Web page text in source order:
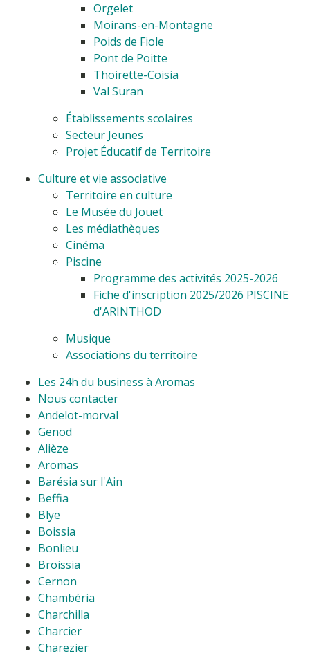
Orgelet
Moirans-en-Montagne
Poids de Fiole
Pont de Poitte
Thoirette-Coisia
Val Suran
Établissements scolaires
Secteur Jeunes
Projet Éducatif de Territoire
Culture et vie associative
Territoire en culture
Le Musée du Jouet
Les médiathèques
Cinéma
Piscine
Programme des activités 2025-2026
Fiche d'inscription 2025/2026 PISCINE
d'ARINTHOD
Musique
Associations du territoire
Les 24h du business à Aromas
Nous contacter
Andelot-morval
Genod
Alièze
Aromas
Barésia sur l'Ain
Beffia
Blye
Boissia
Bonlieu
Broissia
Cernon
Chambéria
Charchilla
Charcier
Charezier